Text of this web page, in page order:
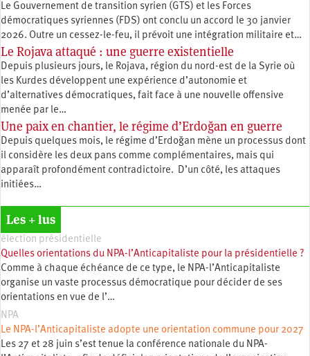
Le Gouvernement de transition syrien (GTS) et les Forces
démocratiques syriennes (FDS) ont conclu un accord le 30 janvier
2026. Outre un cessez-le-feu, il prévoit une intégration militaire et…
Le Rojava attaqué : une guerre existentielle
Depuis plusieurs jours, le Rojava, région du nord-est de la Syrie où
les Kurdes développent une expérience d’autonomie et
d’alternatives démocratiques, fait face à une nouvelle offensive
menée par le…
Une paix en chantier, le régime d’Erdoğan en guerre
Depuis quelques mois, le régime d’Erdoğan mène un processus dont
il considère les deux pans comme complémentaires, mais qui
apparaît profondément contradictoire. D’un côté, les attaques
initiées…
Les + lus
élection présidentielle
Quelles orientations du NPA-l’Anticapitaliste pour la présidentielle ?
Comme à chaque échéance de ce type, le NPA-l’Anticapitaliste
organise un vaste processus démocratique pour décider de ses
orientations en vue de l’…
NPA
Le NPA-l’Anticapitaliste adopte une orientation commune pour 2027
Les 27 et 28 juin s’est tenue la conférence nationale du NPA-